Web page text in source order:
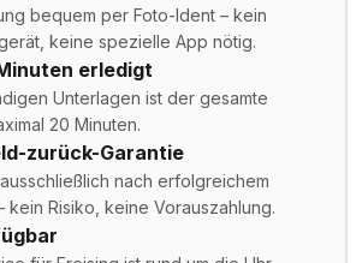
bequem per Foto-Ident – kein
keine spezielle App nötig.
erledigt
Unterlagen ist der gesamte
20 Minuten.
zurück-Garantie
nach erfolgreichem
kein Risiko, keine Vorauszahlung.